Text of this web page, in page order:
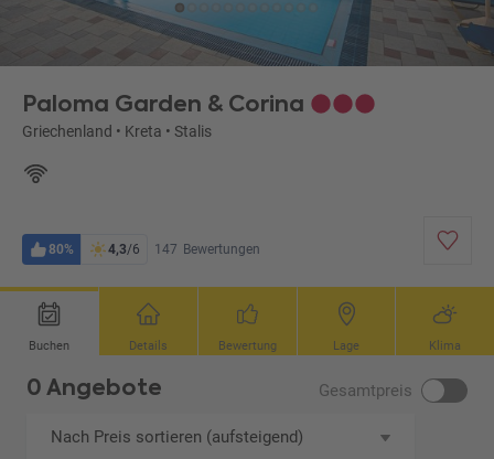
Paloma Garden & Corina
Griechenland • Kreta • Stalis
80% 4,3/6 147 Bewertungen
Buchen Details Bewertung Lage Klima
0 Angebote Gesamtpreis
Nach Preis sortieren (aufsteigend)